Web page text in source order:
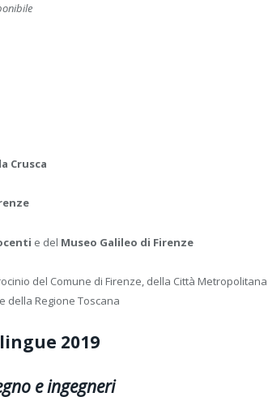
Crusca
e del Museo Galileo di Firenze
del Comune di Firenze, della Città Metropolitana
della Regione Toscana
2019
e ingegneri